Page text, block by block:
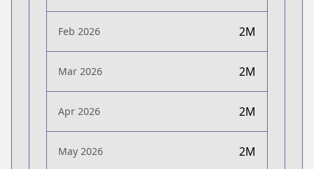
Feb 2026 2M
Mar 2026 2M
Apr 2026 2M
May 2026 2M